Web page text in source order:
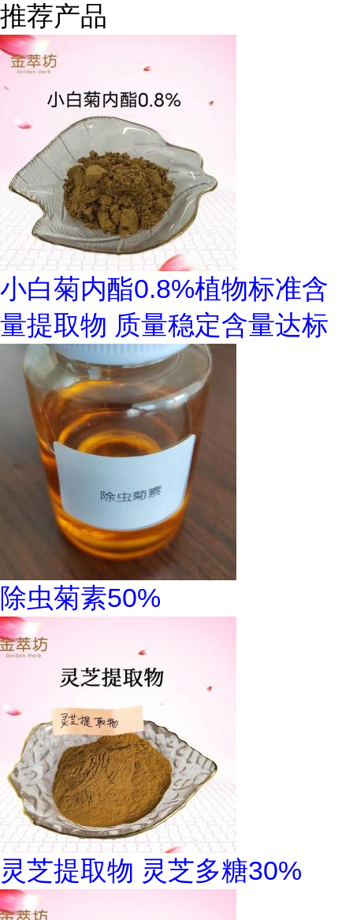
推荐产品
小白菊内酯0.8%植物标准含
量提取物 质量稳定含量达标
除虫菊素50%
灵芝提取物 灵芝多糖30%